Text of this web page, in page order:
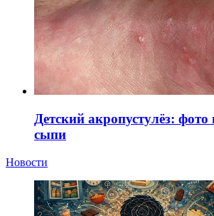
Детский акропустулёз: фото
сыпи
Новости